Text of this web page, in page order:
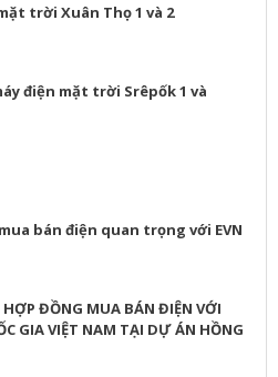
trời Xuân Thọ 1 và 2
điện mặt trời Srêpốk 1 và
bán điện quan trọng với EVN
ĐỒNG MUA BÁN ĐIỆN VỚI
GIA VIỆT NAM TẠI DỰ ÁN HỒNG